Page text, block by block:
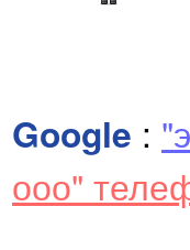
Google :
ооо"